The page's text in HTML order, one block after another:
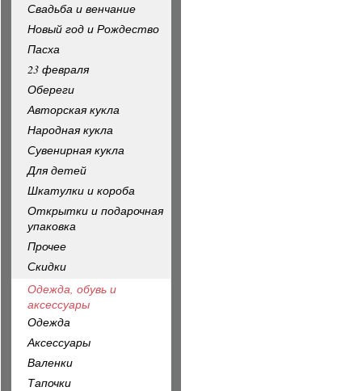
Свадьба и венчание
Новый год и Рождество
Пасха
23 февраля
Обереги
Авторская кукла
Народная кукла
Сувенирная кукла
Для детей
Шкатулки и короба
Открытки и подарочная
упаковка
Прочее
Скидки
Одежда, обувь и
аксессуары
Одежда
Аксессуары
Валенки
Тапочки